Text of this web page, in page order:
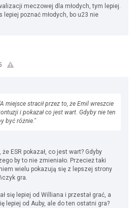
meczowej dla młodych, tym lepiej.
lepiej poznać młodych, bo u23 nie
miejsce stracił przez to, że Emil wreszcie
i pokazał co jest wart. Gdyby nie ten
być różnie."
ESR pokazał, co jest wart? Gdyby
by to nie zmieniało. Przecież taki
wielu pokazują się z lepszej strony
gra.
się lepiej od Williana i przestał grać, a
lepiej od Auby, ale do ten ostatni gra?